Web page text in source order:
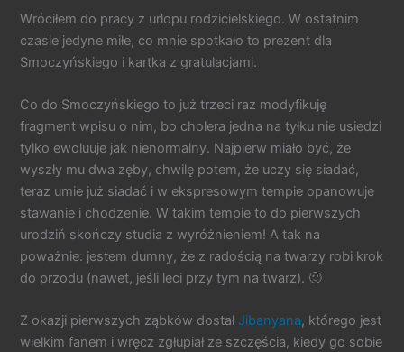
Wróciłem do pracy z urlopu rodzicielskiego. W ostatnim
czasie jedyne miłe, co mnie spotkało to prezent dla
Smoczyńskiego i kartka z gratulacjami.
Co do Smoczyńskiego to już trzeci raz modyfikuję
fragment wpisu o nim, bo cholera jedna na tyłku nie usiedzi
tylko ewoluuje jak nienormalny. Najpierw miało być, że
wyszły mu dwa zęby, chwilę potem, że uczy się siadać,
teraz umie już siadać i w ekspresowym tempie opanowuje
stawanie i chodzenie. W takim tempie to do pierwszych
urodziń skończy studia z wyróżnieniem! A tak na
poważnie: jestem dumny, że z radością na twarzy robi krok
do przodu (nawet, jeśli leci przy tym na twarz). 🙂
Z okazji pierwszych ząbków dostał Jibanyana, którego jest
wielkim fanem i wręcz zgłupiał ze szczęścia, kiedy go sobie